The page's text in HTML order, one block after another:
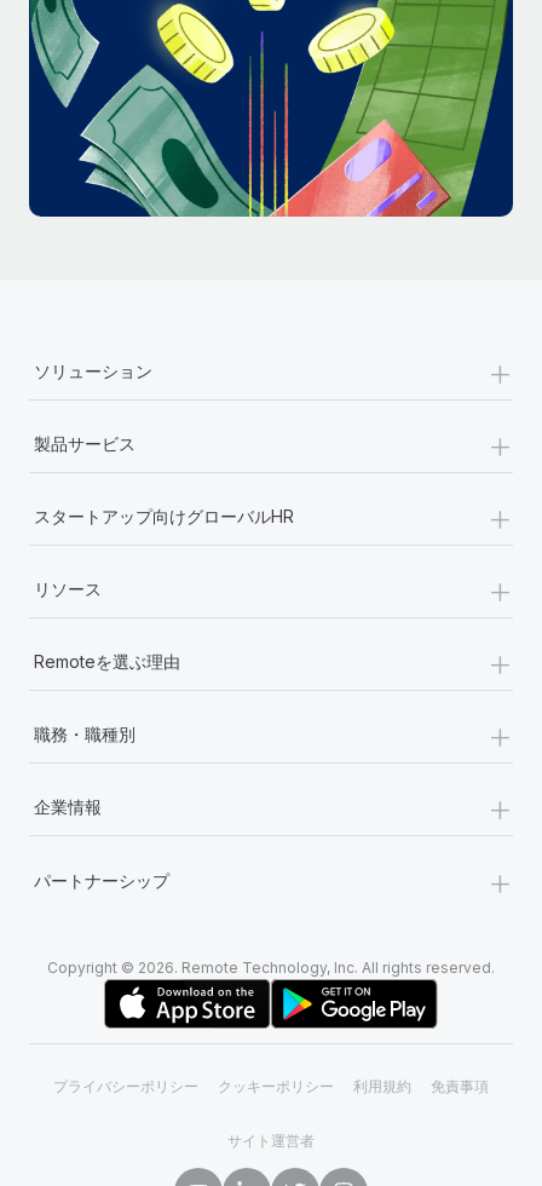
給与, 賃金は詐欺の特に魅力的な標的です。多額の資金がシステ
ム間で頻繁に移動しているためです。このため、自社のビジネス
を保護することは極めて重要です。...
詳細を見る
ソリューション +
製品サービス +
スタートアップ向けグローバルHR +
リソース +
Remoteを選ぶ理由 +
職務・職種別 +
企業情報 +
パートナーシップ +
Copyright © 2026. Remote Technology, Inc. All rights reserved.
プライバシーポリシー クッキーポリシー 利用規約 免責事項
サイト運営者